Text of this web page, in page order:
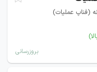
(فناپ عملیات)
بروزرسانی